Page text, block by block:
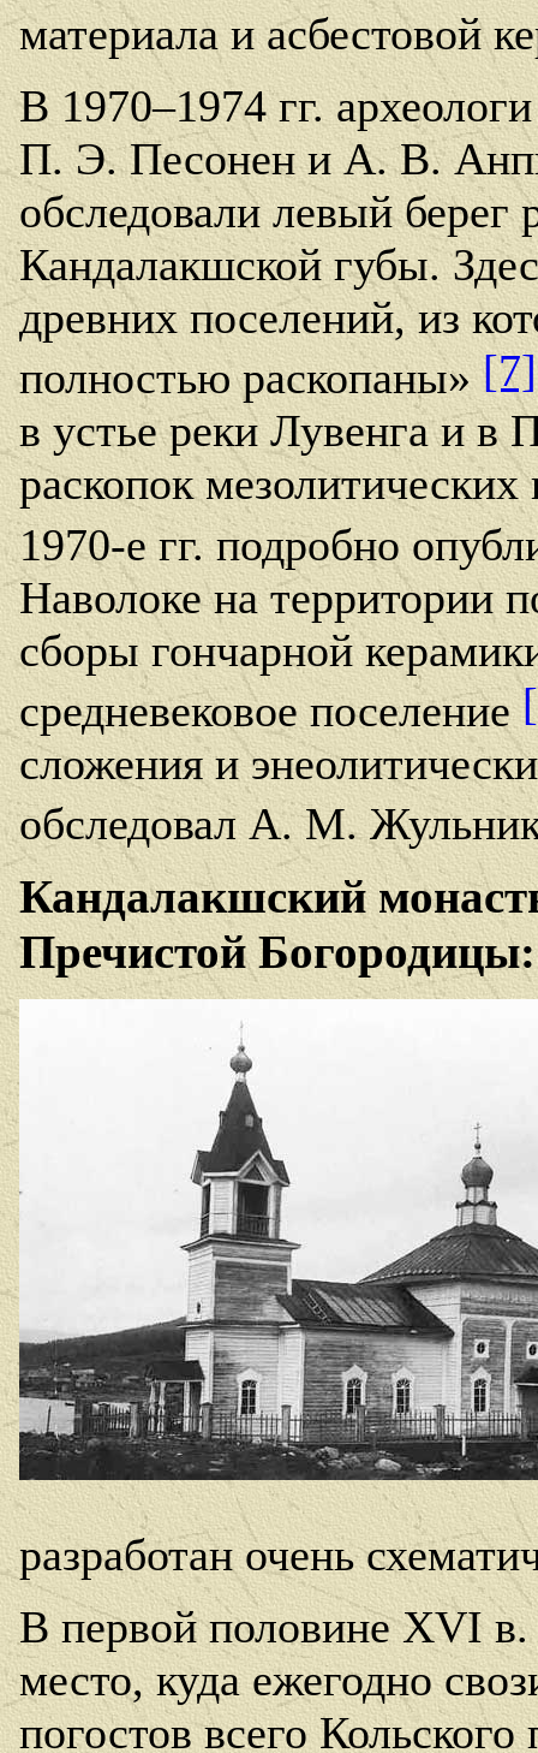
материала и асбестовой
В 1970–1974 гг.
П. Э. Песонен и А. В.
обследовали левый
Кандалакшской губы.
древних поселений, из
полностью раскопаны»[7]
в устье реки Лувенга и в
раскопок
1970-е гг. подробно
Наволоке на территории
сборы гончарной
средневековое поселение
сложения и
обследовал А. М.
Кандалакшский
Пречистой
разработан очень
В первой половинеXVIв.
место, куда ежегодно
погостов всего